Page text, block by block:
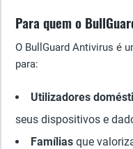
Para quem o
O BullGuard Antivirus é
para:
Utilizadores
seus dispositivos e
Famílias que